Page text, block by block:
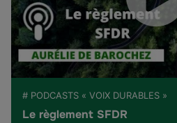
# PODCASTS « VOIX DURABLES »
Le règlement SFDR